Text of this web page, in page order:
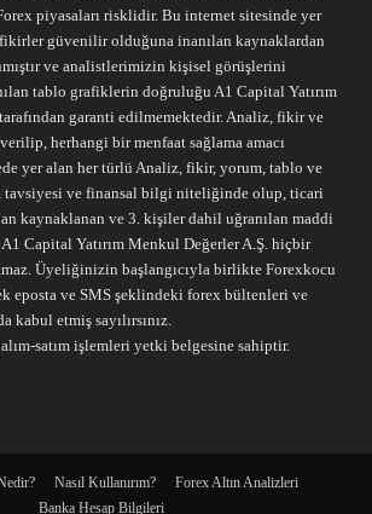
piyasaları risklidir. Bu internet sitesinde yer
güvenilir olduğuna inanılan kaynaklardan
ve analistlerimizin kişisel görüşlerini
tablo grafiklerin doğruluğu A1 Capital Yatırım
garanti edilmemektedir. Analiz, fikir ve
herhangi bir menfaat sağlama amacı
yer alan her türlü Analiz, fikir, yorum, tablo ve
tavsiyesi ve finansal bilgi niteliğinde olup, ticari
kaynaklanan ve 3. kişiler dahil uğranılan maddi
Capital Yatırım Menkul Değerler A.Ş. hiçbir
Üyeliğinizin başlangıcıyla birlikte Forexkocu
eposta ve SMS şeklindeki forex bültenleri ve
kabul etmiş sayılırsınız.
satım işlemleri yetki belgesine sahiptir.
Nasıl Kullanırım?
Forex Altın Analizleri
Banka Hesap Bilgileri